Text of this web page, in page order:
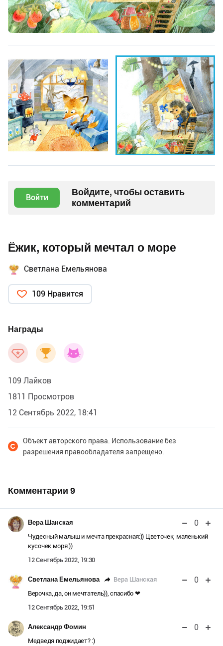
Войти
Войдите, чтобы оставить
комментарий
Ёжик, который мечтал о море
Светлана Емельянова
109 Нравится
Награды
109 Лайков
1811 Просмотров
12 Сентябрь 2022, 18:41
Объект авторского права. Использование без
разрешения правообладателя запрещено.
Комментарии 9
Вера Шанская 0
Чудесный малыш и мечта прекрасная:)) Цветочек, маленький
кусочек моря:))
12 Сентябрь 2022, 19:30
Светлана Емельянова Вера Шанская 0
Верочка, да, он мечтатель)), спасибо ❤
12 Сентябрь 2022, 19:51
Александр Фомин 0
Медведя поджидает? :)